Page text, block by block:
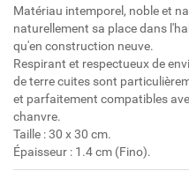
Matériau intemporel, noble et
naturellement sa place dans
qu'en construction neuve.
Respirant et respectueux de
de terre cuites sont
et parfaitement compatibles
chanvre.
Taille : 30 x 30 cm.
Épaisseur : 1.4 cm (Fino).